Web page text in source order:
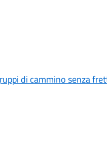
di cammino senza